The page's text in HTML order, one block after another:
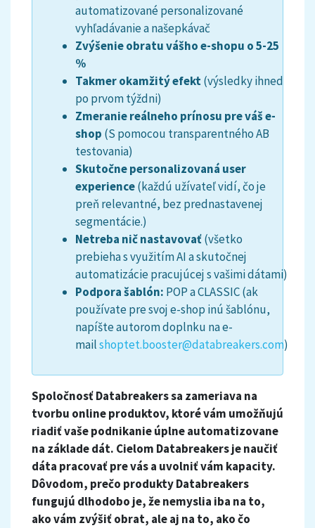
automatizované personalizované
vyhľadávanie a našepkávač
Zvýšenie obratu vášho e-shopu o 5-25
%
Takmer okamžitý efekt(výsledky ihned
po prvom týždni)
Zmeranie reálneho prínosu pre váš e-
shop (S pomocou transparentného AB
testovania)
Skutočne personalizovaná user
experience(každú užívateľ vidí, čo je
preň relevantné, bez prednastavenej
segmentácie.)
Netreba nič nastavovať(všetko
prebieha s využitím AI a skutočnej
automatizácie pracujúcej s vašimi dátami)
Podpora šablón: POP a CLASSIC (ak
používate pre svoj e-shop inú šablónu,
napíšte autorom doplnku na e-
mailshoptet.booster@databreakers.com)
Spoločnosť Databreakers sa zameriava na
tvorbu online produktov, ktoré vám umožňujú
riadiť vaše podnikanie úplne automatizovane
na základe dát. Cielom Databreakers je naučiť
dáta pracovať pre vás a uvolniť vám kapacity.
Dôvodom, prečo produkty Databreakers
fungujú dlhodobo je, že nemyslia iba na to,
ako vám zvýšiť obrat, ale aj na to, ako čo